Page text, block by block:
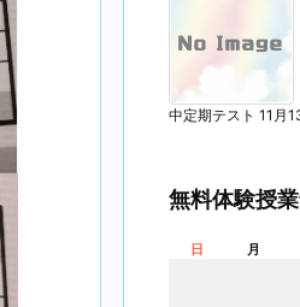
中定期テスト 11月
無料体験授
日 月